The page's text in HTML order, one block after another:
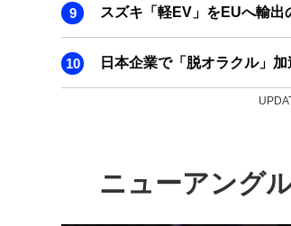
スズキ「軽EV」をEUへ輸出
日本企業で「脱オラクル」加
ニューアング